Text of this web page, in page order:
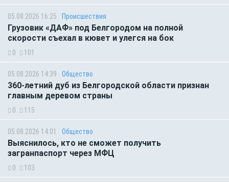
05.08.2026 16:25 Происшествия
Грузовик «ДАФ» под Белгородом на полной
скорости съехал в кювет и улегся на бок
0 101
05.08.2026 14:39 Общество
360-летний дуб из Белгородской области признан
главным деревом страны
0 115
05.08.2026 14:01 Общество
Выяснилось, кто не сможет получить
загранпаспорт через МФЦ
0 103